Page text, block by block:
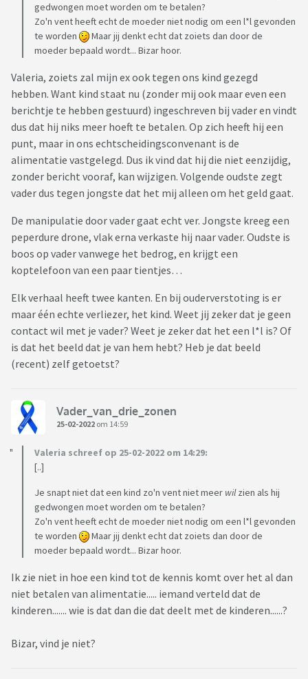
gedwongen moet worden om te betalen?
Zo'n vent heeft echt de moeder niet nodig om een l*l gevonden
te worden
Maar jij denkt echt dat zoiets dan door de
moeder bepaald wordt... Bizar hoor.
Valeria, zoiets zal mijn ex ook tegen ons kind gezegd
hebben. Want kind staat nu (zonder mij ook maar even een
berichtje te hebben gestuurd) ingeschreven bij vader en vindt
dus dat hij niks meer hoeft te betalen. Op zich heeft hij een
punt, maar in ons echtscheidingsconvenant is de
alimentatie vastgelegd. Dus ik vind dat hij die niet eenzijdig,
zonder bericht vooraf, kan wijzigen. Volgende oudste zegt
vader dus tegen jongste dat het mij alleen om het geld gaat.
De manipulatie door vader gaat echt ver. Jongste kreeg een
peperdure drone, vlak erna verkaste hij naar vader. Oudste is
boos op vader vanwege het bedrog, en krijgt een
koptelefoon van een paar tientjes…
Elk verhaal heeft twee kanten. En bij ouderverstoting is er
maar één echte verliezer, het kind. Weet jij zeker dat je geen
contact wil met je vader? Weet je zeker dat het een l*l is? Of
is dat het beeld dat je van hem hebt? Heb je dat beeld
(recent) zelf getoetst?
Vader_van_drie_zonen
25-02-2022 om 14:59
Valeria schreef op 25-02-2022 om 14:29:
[..]
Je snapt niet dat een kind zo'n vent niet meer wilzien als hij
gedwongen moet worden om te betalen?
Zo'n vent heeft echt de moeder niet nodig om een l*l gevonden
te worden
Maar jij denkt echt dat zoiets dan door de
moeder bepaald wordt... Bizar hoor.
Ik zie niet in hoe een kind tot de kennis komt over het al dan
niet betalen van alimentatie..... iemand verteld dat de
kinderen....... wie is dat dan die dat deelt met de kinderen......?
Bizar, vind je niet?